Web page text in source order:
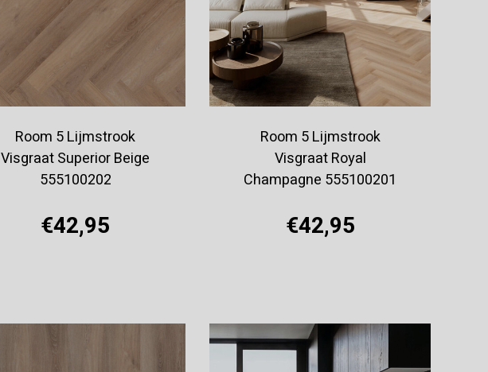
Room 5 Lijmstrook
Visgraat Superior Beige
555100202
€42,95
Room 5 Lijmstrook
Visgraat Royal
Champagne 555100201
€42,95